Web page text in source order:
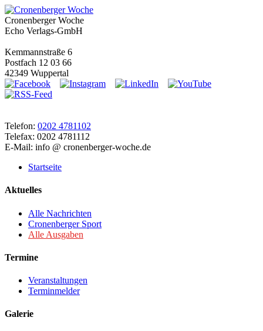
Cronenberger Woche
Echo Verlags-GmbH
Kemmannstraße 6
Postfach 12 03 66
42349 Wuppertal
Telefon: 0202 4781102
Telefax: 0202 4781112
E-Mail: info @ cronenberger-woche.de
Startseite
Aktuelles
Alle Nachrichten
Cronenberger Sport
Alle Ausgaben
Termine
Veranstaltungen
Terminmelder
Galerie